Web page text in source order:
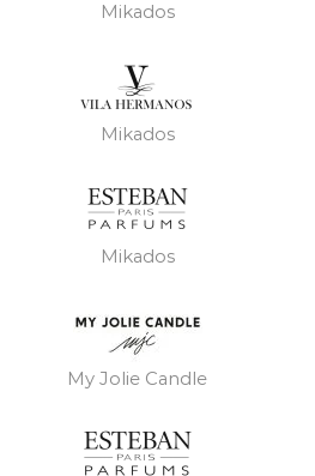
Mikados
Mikados
Mikados
My Jolie Candle